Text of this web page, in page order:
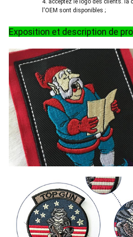
4. acceptez le logo des clients. la
l'OEM sont disponibles ;
Exposition et description de